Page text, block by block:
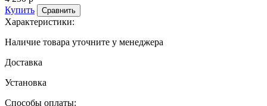
Купить
Сравнить
Характеристики:
Наличие товара уточните у менеджера
Доставка
Установка
Способы оплаты: